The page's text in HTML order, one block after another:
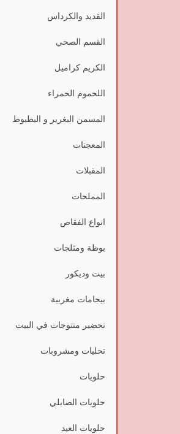
القديد والكرداس
القسم الصحي
الكريم كراميل
اللحموم الحمراء
المسمن البغرير و البطبوط
المعجنات
المقبلات
المملحات
انواع الفقاص
بوظة ومثلجات
بيت وديكور
بيجامات مغربية
تحضير منتوجات في البيت
تحليات ومشروبات
حلويات
حلويات الصابلي
حلويات العيد